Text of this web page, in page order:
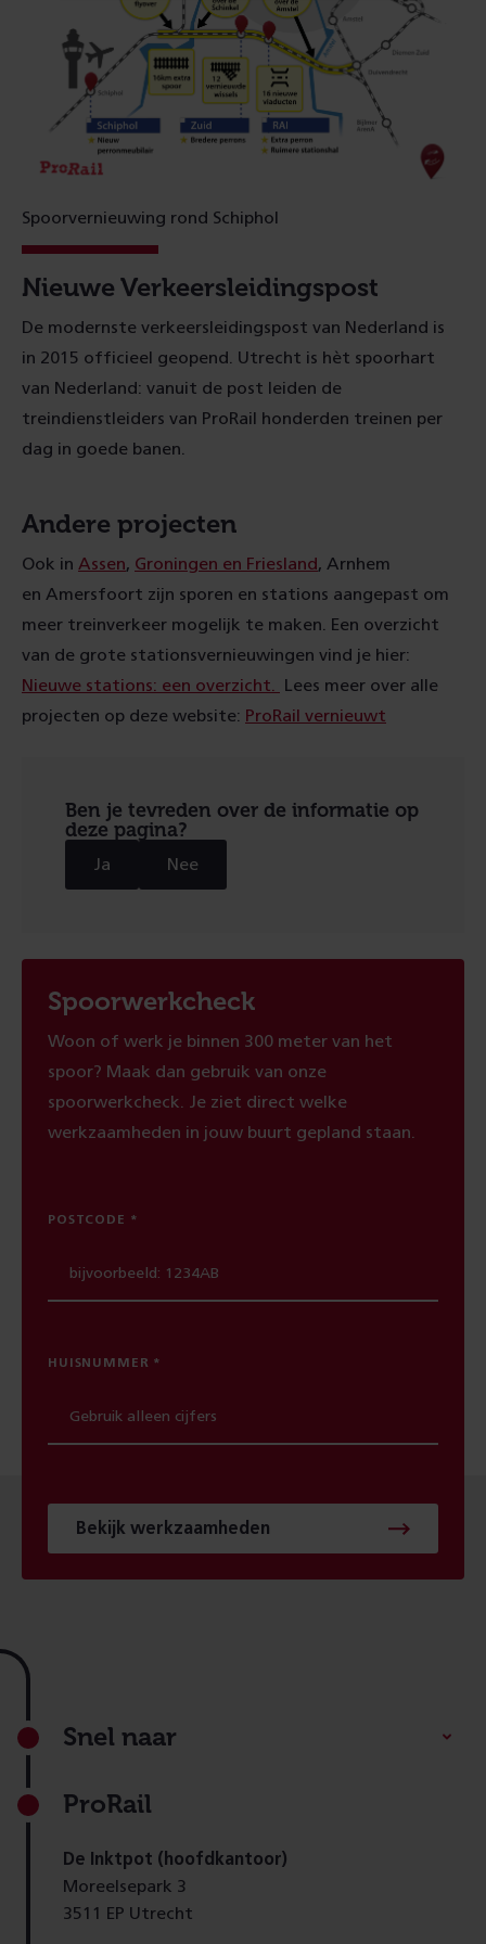
Spoorvernieuwing rond Schiphol
Nieuwe Verkeersleidingspost
De modernste verkeersleidingspost van Nederland is
in 2015 officieel geopend. Utrecht is hèt spoorhart
van Nederland: vanuit de post leiden de
treindienstleiders van ProRail honderden treinen per
dag in goede banen.
Andere projecten
Ook in Assen, Groningen en Friesland , Arnhem
en Amersfoort zijn sporen en stations aangepast om
meer treinverkeer mogelijk te maken. Een overzicht
van de grote stationsvernieuwingen vind je hier:
Nieuwe stations: een overzicht.
Lees meer over alle
projecten op deze website: ProRail vernieuwt
Ben je tevreden over de informatie op
deze pagina?
Ja Nee
Spoorwerkcheck
Woon of werk je binnen 300 meter van het
spoor? Maak dan gebruik van onze
spoorwerkcheck. Je ziet direct welke
werkzaamheden in jouw buurt gepland staan.
POSTCODE
HUISNUMMER
Bekijk werkzaamheden
Footer
Snel naar
ProRail
De Inktpot (hoofdkantoor)
Moreelsepark 3
3511 EP Utrecht